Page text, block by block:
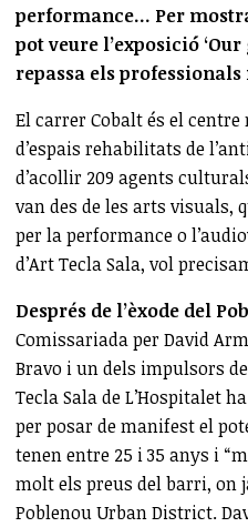
performance… Per
pot veure l’exposició
repassa els
El carrer Cobalt és el
d’espais rehabilitats de
d’acollir 209 agents
van des de les arts
per la performance o
d’Art Tecla Sala, vol
Després de l’èxode del
Comissariada per David
Bravo i un dels impulsors
Tecla Sala de L’Hospitalet
per posar de manifest el
tenen entre 25 i 35 anys i
molt els preus del barri, on
Poblenou Urban District.